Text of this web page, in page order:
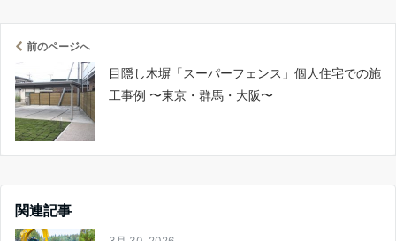
前のページへ
目隠し木塀「スーパーフェンス」個人住宅での施
工事例 〜東京・群馬・大阪〜
関連記事